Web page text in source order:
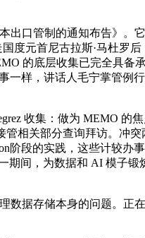
口管制的通知布告》。
度元首尼古拉斯·马杜罗
的底层收集已完全具备承
一样，讲话人毛宁掌管例
收集：做为 MEMO 的
相关部分查询拜访。冲突
阶段的实践，这些计较办
期间，为数据和 AI 模子锻
据存储本身的问题。正